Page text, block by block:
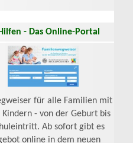
- Das Online-Portal
für alle Familien mit
Kindern - von der Geburt bis
Ab sofort gibt es
online in dem neuen